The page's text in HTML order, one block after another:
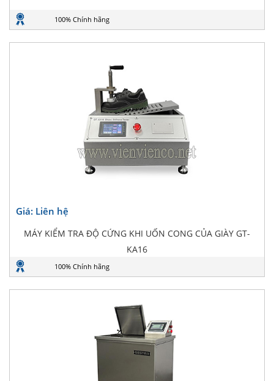
100% Chính hãng
Giá: Liên hệ
MÁY KIỂM TRA ĐỘ CỨNG KHI UỐN CONG CỦA GIÀY GT-
KA16
100% Chính hãng